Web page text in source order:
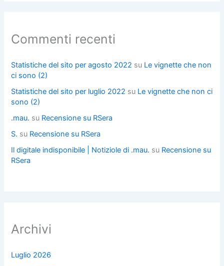
Commenti recenti
Statistiche del sito per agosto 2022 su Le vignette che non
ci sono (2)
Statistiche del sito per luglio 2022 su Le vignette che non ci
sono (2)
.mau. su Recensione su RSera
S. su Recensione su RSera
Il digitale indisponibile | Notiziole di .mau. su Recensione su
RSera
Archivi
Luglio 2026